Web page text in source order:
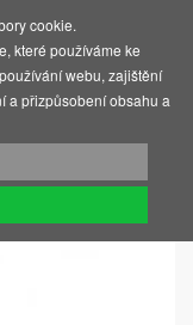
A ÚSTNÍ HYGIENA
cookie.
které používáme ke
webu, zajištění
a přizpůsobení obsahu a